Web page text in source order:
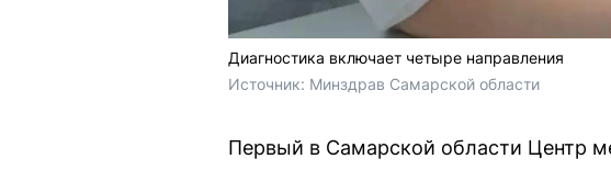
Диагностика включает четыре направления
Источник: Минздрав Самарской области
Первый в Самарской области Центр